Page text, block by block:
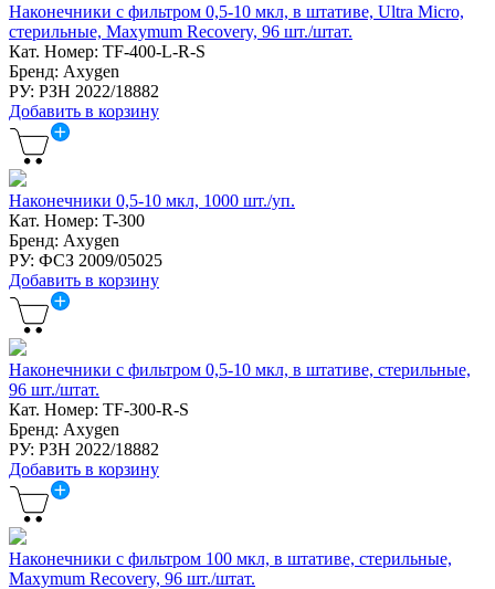
Наконечники с фильтром 0,5-10 мкл, в штативе, Ultra Micro,
стерильные, Maxymum Recovery, 96 шт./штат.
Кат. Номер: TF-400-L-R-S
Бренд: Axygen
РУ: РЗН 2022/18882
Добавить в корзину
Наконечники 0,5-10 мкл, 1000 шт./уп.
Кат. Номер: T-300
Бренд: Axygen
РУ: ФСЗ 2009/05025
Добавить в корзину
Наконечники с фильтром 0,5-10 мкл, в штативе, стерильные,
96 шт./штат.
Кат. Номер: TF-300-R-S
Бренд: Axygen
РУ: РЗН 2022/18882
Добавить в корзину
Наконечники с фильтром 100 мкл, в штативе, стерильные,
Maxymum Recovery, 96 шт./штат.